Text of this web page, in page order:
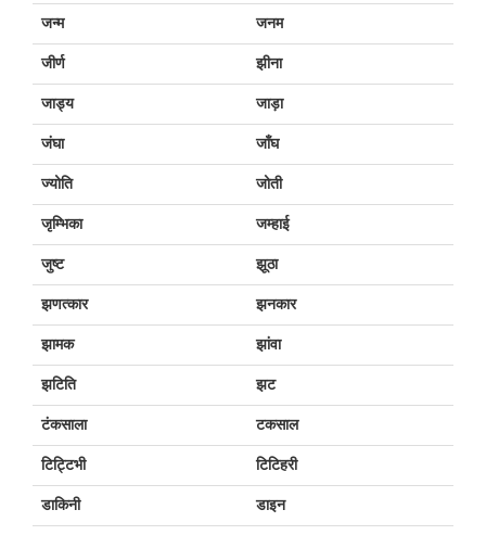
जन्म जनम
जीर्ण झीना
जाड्य जाड़ा
जंघा जाँघ
ज्योति जोती
जृम्भिका जम्हाई
जुष्ट झूठा
झणत्कार झनकार
झामक झांवा
झटिति झट
टंकसाला टकसाल
टिट्टिभी टिटिहरी
डाकिनी डाइन